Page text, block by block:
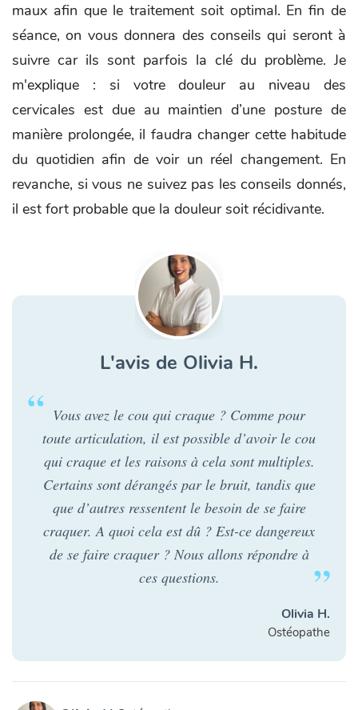
maux afin que le traitement soit optimal. En fin de
séance, on vous donnera des conseils qui seront à
suivre car ils sont parfois la clé du problème. Je
m'explique : si votre douleur au niveau des
cervicales est due au maintien d’une posture de
manière prolongée, il faudra changer cette habitude
du quotidien afin de voir un réel changement. En
revanche, si vous ne suivez pas les conseils donnés,
il est fort probable que la douleur soit récidivante.
L'avis de Olivia H.
Vous avez le cou qui craque ? Comme pour
toute articulation, il est possible d’avoir le cou
qui craque et les raisons à cela sont multiples.
Certains sont dérangés par le bruit, tandis que
que d’autres ressentent le besoin de se faire
craquer. A quoi cela est dû ? Est-ce dangereux
de se faire craquer ? Nous allons répondre à
ces questions.
Olivia H.
Ostéopathe